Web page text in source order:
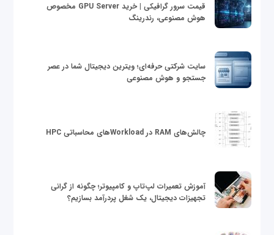
قیمت سرور گرافیکی | خرید GPU Server مخصوص
هوش مصنوعی، رندرینگ
سایت شرکتی حرفه‌ای؛ ویترین دیجیتال شما در عصر
جستجو و هوش مصنوعی
چالش‌های RAM در Workloadهای محاسباتی HPC
آموزش تعمیرات لپ‌تاپ و کامپیوتر؛ چگونه از گرانی
تجهیزات دیجیتال، یک شغل پردرآمد بسازیم؟